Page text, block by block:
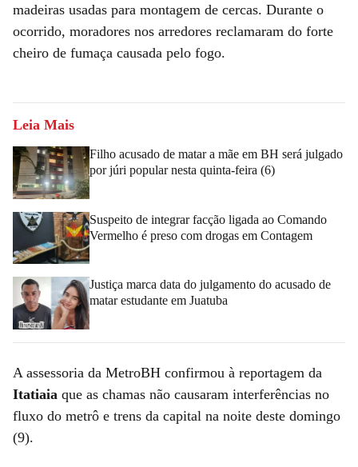
madeiras usadas para montagem de cercas. Durante o
ocorrido, moradores nos arredores reclamaram do forte
cheiro de fumaça causada pelo fogo.
Leia Mais
Filho acusado de matar a mãe em BH será julgado
por júri popular nesta quinta-feira (6)
Suspeito de integrar facção ligada ao Comando
Vermelho é preso com drogas em Contagem
Justiça marca data do julgamento do acusado de
matar estudante em Juatuba
A assessoria da MetroBH confirmou à reportagem da
Itatiaia que as chamas não causaram interferências no
fluxo do metrô e trens da capital na noite deste domingo
(9).